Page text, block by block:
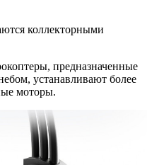
коллекторными
предназначенные
устанавливают более
моторы.